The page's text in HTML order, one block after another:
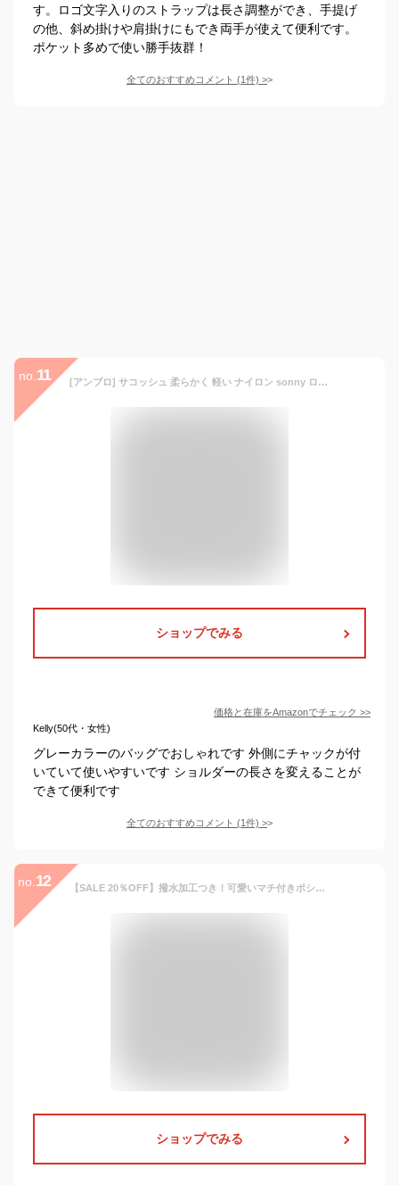
す。ロゴ文字入りのストラップは長さ調整ができ、手提げ
の他、斜め掛けや肩掛けにもでき両手が使えて便利です。
ポケット多めで使い勝手抜群！
全てのおすすめコメント (1件) >
no. 11 [アンブロ] サコッシュ 柔らかく 軽い ナイロン sonny ロゴ刺繍 ショルダーバッグ（Gray/グレー）
ショップでみる
価格と在庫をAmazonでチェック >>
Kelly(50代・女性)
グレーカラーのバッグでおしゃれです 外側にチャックが付
いていて使いやすいです ショルダーの長さを変えることが
できて便利です
全てのおすすめコメント (1件) >
no. 12 【SALE 20％OFF】撥水加工つき！可愛いマチ付きポシェット ＜フレンズヒル公式＞ サコッシュ ショルダー バッグインバッグ 小さめ コンパクト 軽い 旅行 プレゼント おしゃれ シンプル くま ピューマ 星 ドット 花柄 ハリネズミ レース レディース キッズ
ショップでみる